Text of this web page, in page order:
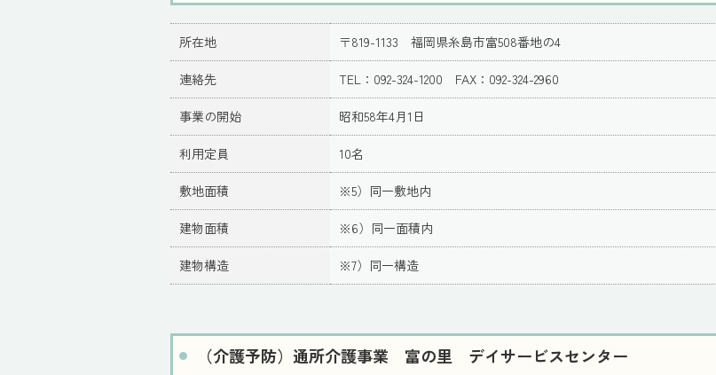
所在地 〒819-1133 福岡県糸島市富508番地の4
連絡先 TEL：092-324-1200 FAX：092-324-2960
事業の開始 昭和58年4月1日
利用定員 10名
敷地面積 ※5）同一敷地内
建物面積 ※6）同一面積内
建物構造 ※7）同一構造
（介護予防）通所介護事業 富の里 デイサービスセンター